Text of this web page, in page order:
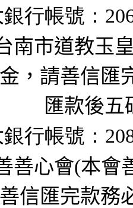
銀行帳號：
南市道教玉
，請善信匯
匯款後五
銀行帳號：
善心會(本會
信匯完款務